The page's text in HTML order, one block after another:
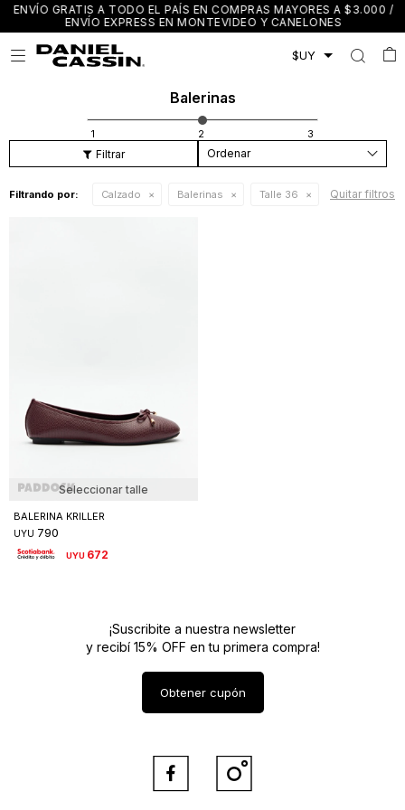
ENVÍO GRATIS A TODO EL PAÍS EN COMPRAS MAYORES A $3.000 /
ENVÍO EXPRESS EN MONTEVIDEO Y CANELONES

Balerinas
Recomendados
Filtrando por: Calzado Balerinas Talle 36 Quitar filtros
Seleccionar talle
BALERINA KRILLER
UYU 790
UYU 672
¡Suscribite a nuestra newsletter
y recibí 15% OFF en tu primera compra!
Obtener cupón
 